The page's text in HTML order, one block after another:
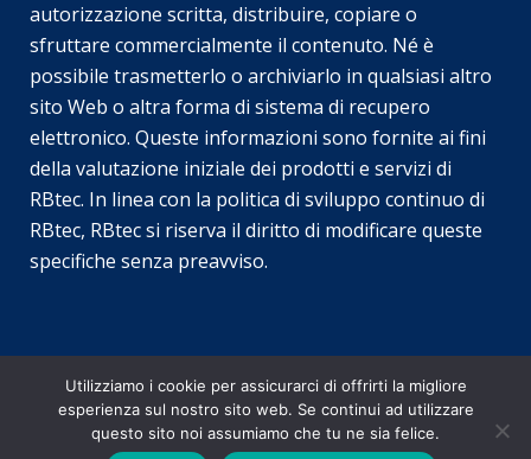
autorizzazione scritta, distribuire, copiare o
sfruttare commercialmente il contenuto. Né è
possibile trasmetterlo o archiviarlo in qualsiasi altro
sito Web o altra forma di sistema di recupero
elettronico. Queste informazioni sono fornite ai fini
della valutazione iniziale dei prodotti e servizi di
RBtec. In linea con la politica di sviluppo continuo di
RBtec, RBtec si riserva il diritto di modificare queste
specifiche senza preavviso.
© Copyright RBtec Protezione Perimetrale2026
EN
ES
FR
PL
EL
TR
DE_DE
EN_GB
JA
Utilizziamo i cookie per assicurarci di offrirti la migliore
esperienza sul nostro sito web. Se continui ad utilizzare
questo sito noi assumiamo che tu ne sia felice.